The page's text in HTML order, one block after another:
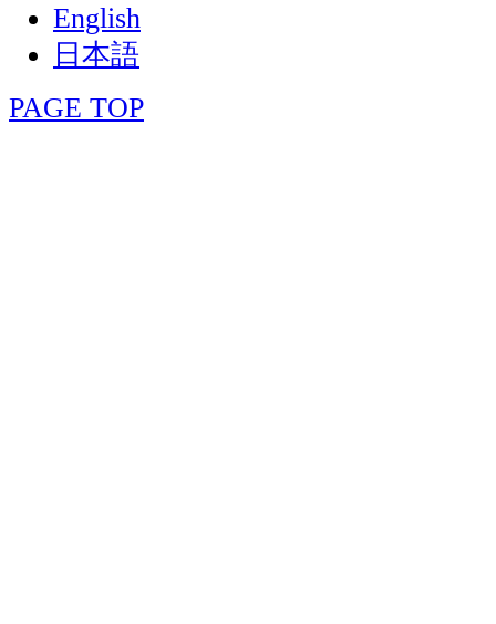
English
日本語
PAGE TOP